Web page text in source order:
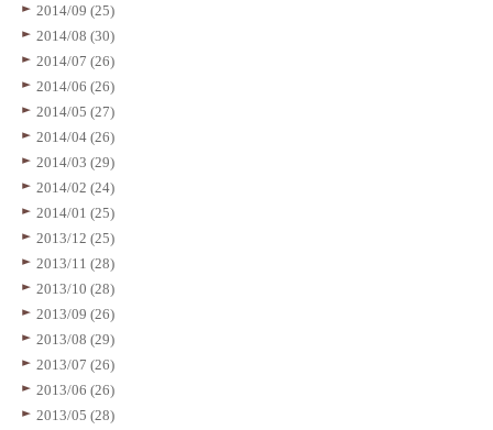
2014/09 (25)
2014/08 (30)
2014/07 (26)
2014/06 (26)
2014/05 (27)
2014/04 (26)
2014/03 (29)
2014/02 (24)
2014/01 (25)
2013/12 (25)
2013/11 (28)
2013/10 (28)
2013/09 (26)
2013/08 (29)
2013/07 (26)
2013/06 (26)
2013/05 (28)